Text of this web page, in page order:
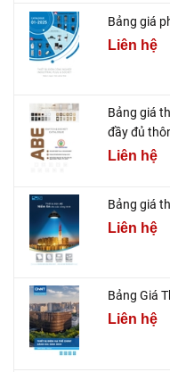
Bảng giá
Liên hệ
Bảng giá
đầy đủ
Liên hệ
Bảng giá
Liên hệ
Bảng Giá
Liên hệ